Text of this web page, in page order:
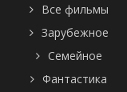
Все фильмы
Зарубежное
Семейное
Фантастика